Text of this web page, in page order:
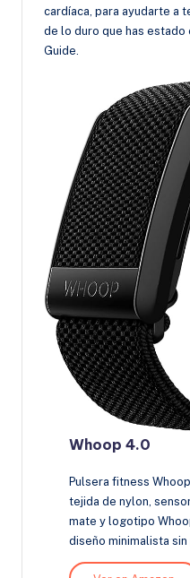
cardíaca, para ayudarte a
de lo duro que has estado
Guide.
Whoop 4.0
Pulsera fitness
tejida de nylon,
mate y logotipo
diseño minimalista